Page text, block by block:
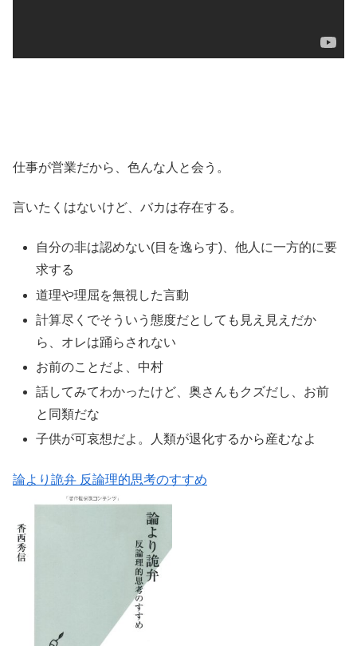
仕事が営業だから、色んな人と会う。
言いたくはないけど、バカは存在する。
自分の非は認めない(目を逸らす)、他人に一方的に要
求する
道理や理屈を無視した言動
計算尽くでそういう態度だとしても見え見えだか
ら、オレは踊らされない
お前のことだよ、中村
話してみてわかったけど、奥さんもクズだし、お前
と同類だな
子供が可哀想だよ。人類が退化するから産むなよ
論より詭弁 反論理的思考のすすめ